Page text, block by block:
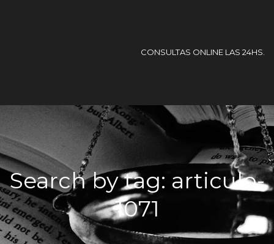
CONSULTAS ONLINE LAS 24HS.
Search by tag: articulo-
1071